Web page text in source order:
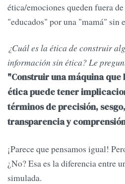
ética/emociones queden fuera
"educados" por una "mamá" sin
¿Cuál es la ética de construir
información sin ética? Le
"Construir una máquina
ética puede tener
términos de precisión,
transparencia y
¡Parece que pensamos igual!
¿No? Esa es la diferencia entre
simulada.